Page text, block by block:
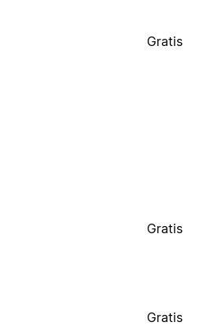
Gratis
Gratis
Gratis